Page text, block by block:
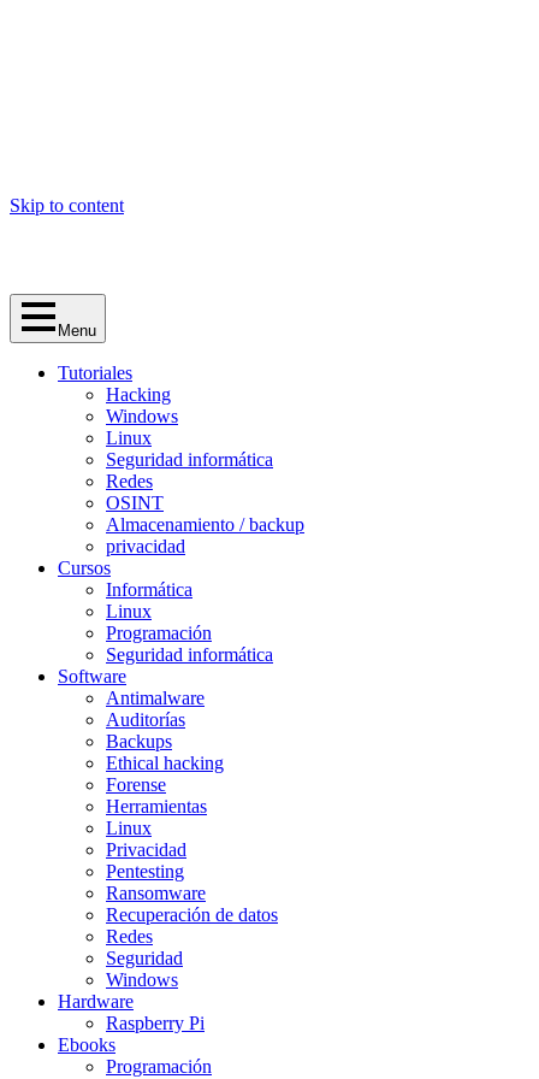
Skip to content
Menu
Tutoriales
Hacking
Windows
Linux
Seguridad informática
Redes
OSINT
Almacenamiento / backup
privacidad
Cursos
Informática
Linux
Programación
Seguridad informática
Software
Antimalware
Auditorías
Backups
Ethical hacking
Forense
Herramientas
Linux
Privacidad
Pentesting
Ransomware
Recuperación de datos
Redes
Seguridad
Windows
Hardware
Raspberry Pi
Ebooks
Programación